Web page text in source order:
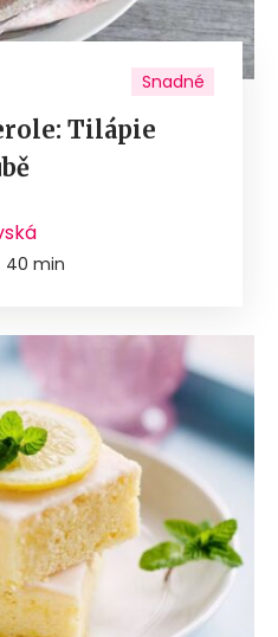
Snadné
Tilápie
40 min